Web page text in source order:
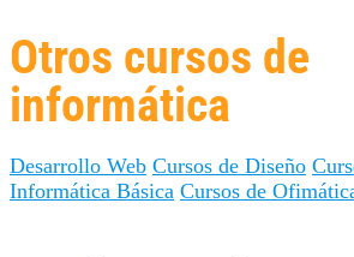
Otros cursos de
informática
Desarrollo Web Cursos de Diseño
Informática Básica Cursos de